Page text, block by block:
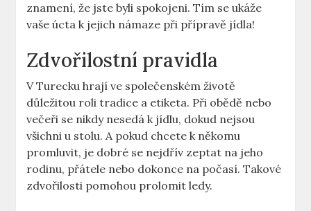
znamení, že jste byli spokojeni. Tím se ukáže
vaše úcta k jejich námaze při přípravě jídla!
Zdvořilostní pravidla
V Turecku hrají ve společenském životě
důležitou roli tradice a etiketa. Při obědě nebo
večeři se nikdy nesedá k jídlu, dokud nejsou
všichni u stolu. A pokud chcete k někomu
promluvit, je dobré se nejdřív zeptat na jeho
rodinu, přátele nebo dokonce na počasí. Takové
zdvořilosti pomohou prolomit ledy.